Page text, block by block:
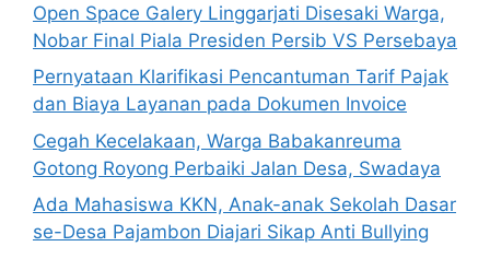
Open Space Galery Linggarjati Disesaki Warga,
Nobar Final Piala Presiden Persib VS Persebaya
Pernyataan Klarifikasi Pencantuman Tarif Pajak
dan Biaya Layanan pada Dokumen Invoice
Cegah Kecelakaan, Warga Babakanreuma
Gotong Royong Perbaiki Jalan Desa, Swadaya
Ada Mahasiswa KKN, Anak-anak Sekolah Dasar
se-Desa Pajambon Diajari Sikap Anti Bullying